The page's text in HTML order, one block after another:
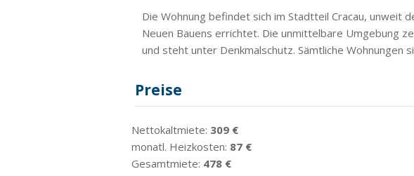
Die Wohnung befindet sich im Stadtteil Cracau, unweit
Neuen Bauens errichtet. Die unmittelbare Umgebung
und steht unter Denkmalschutz. Sämtliche Wohnungen
Preise
Nettokaltmiete: 309 €
monatl. Heizkosten: 87 €
Gesamtmiete: 478 €